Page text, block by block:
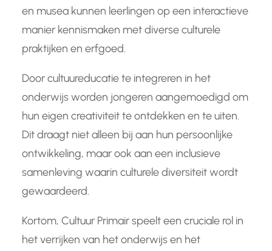
en musea kunnen leerlingen op een interactieve
manier kennismaken met diverse culturele
praktijken en erfgoed.
Door cultuureducatie te integreren in het
onderwijs worden jongeren aangemoedigd om
hun eigen creativiteit te ontdekken en te uiten.
Dit draagt niet alleen bij aan hun persoonlijke
ontwikkeling, maar ook aan een inclusieve
samenleving waarin culturele diversiteit wordt
gewaardeerd.
Kortom, Cultuur Primair speelt een cruciale rol in
het verrijken van het onderwijs en het